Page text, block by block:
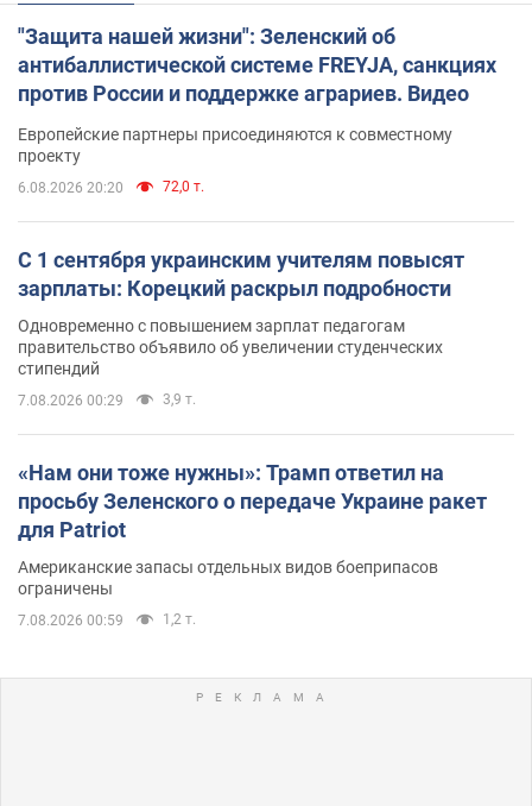
"Защита нашей жизни": Зеленский об
антибаллистической системе FREYJA, санкциях
против России и поддержке аграриев. Видео
Европейские партнеры присоединяются к совместному
проекту
6.08.2026 20:20 72,0 т.
С 1 сентября украинским учителям повысят
зарплаты: Корецкий раскрыл подробности
Одновременно с повышением зарплат педагогам
правительство объявило об увеличении студенческих
стипендий
7.08.2026 00:29 3,9 т.
«Нам они тоже нужны»: Трамп ответил на
просьбу Зеленского о передаче Украине ракет
для Patriot
Американские запасы отдельных видов боеприпасов
ограничены
7.08.2026 00:59 1,2 т.